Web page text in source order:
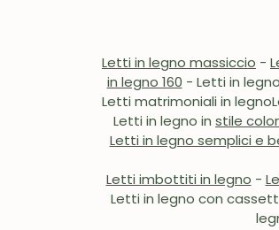
Letti in legno massiccio -
in legno 160 - Letti in legno
Letti matrimoniali in legno
Letti in legno in stile
Letti in legno semplici e
Letti imbottiti in legno -
Letti in legno con